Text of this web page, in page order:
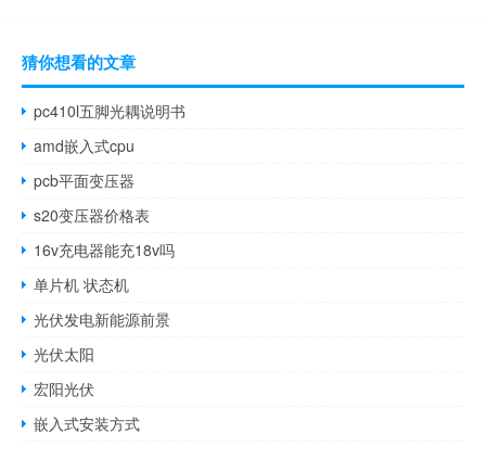
猜你想看的文章
pc410l五脚光耦说明书
amd嵌入式cpu
pcb平面变压器
s20变压器价格表
16v充电器能充18v吗
单片机 状态机
光伏发电新能源前景
光伏太阳
宏阳光伏
嵌入式安装方式